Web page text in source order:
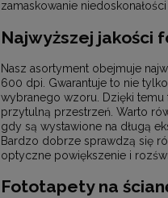
zamaskowanie
Najwyższej jakości
Nasz asortyment obejmuje
600 dpi. Gwarantuje to nie
wybranego wzoru. Dzięki temu
przytulną przestrzeń. Warto
gdy są wystawione na długą
Bardzo dobrze sprawdzą się
optyczne powiększenie i
Fototapety na